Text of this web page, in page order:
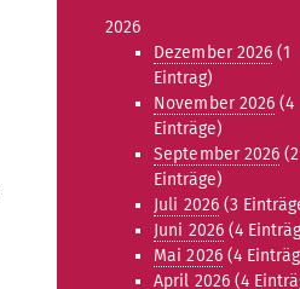
2026
Dezember 2026 (1
Eintrag)
November 2026 (4
Einträge)
September 2026 (2
Einträge)
Juli 2026(3
Juni 2026(4
Mai 2026(4
April 2026 (4